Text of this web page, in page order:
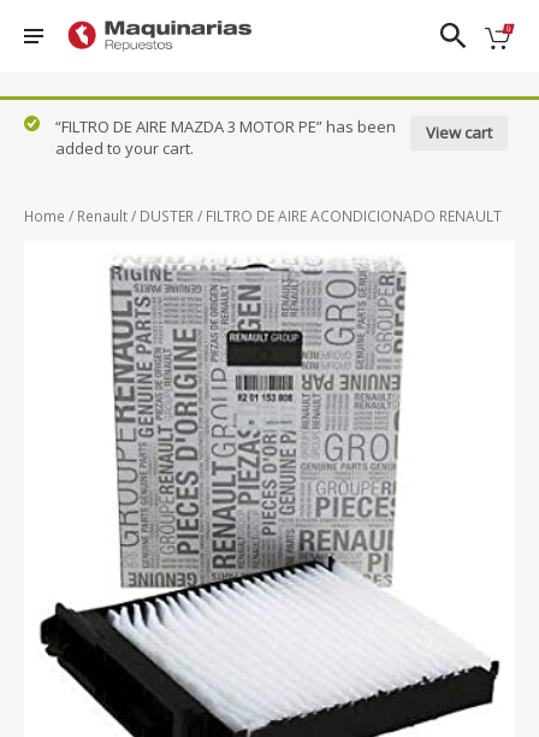
Nissan
Ford
Hyundai
NP300
KICKS
NAVARA
PATHFINDER
QASHQAI
SENTRA 1.8
- 2.0
SENTRA
CLASICO
B13
URVAN
N17X
X-TRAIL
VER TODOS
View cart
“FILTRO DE AIRE MAZDA 3 MOTOR PE” has been
added to your cart.
Home / Renault/ DUSTER/ FILTRO DE AIRE ACONDICIONADO RENAULT